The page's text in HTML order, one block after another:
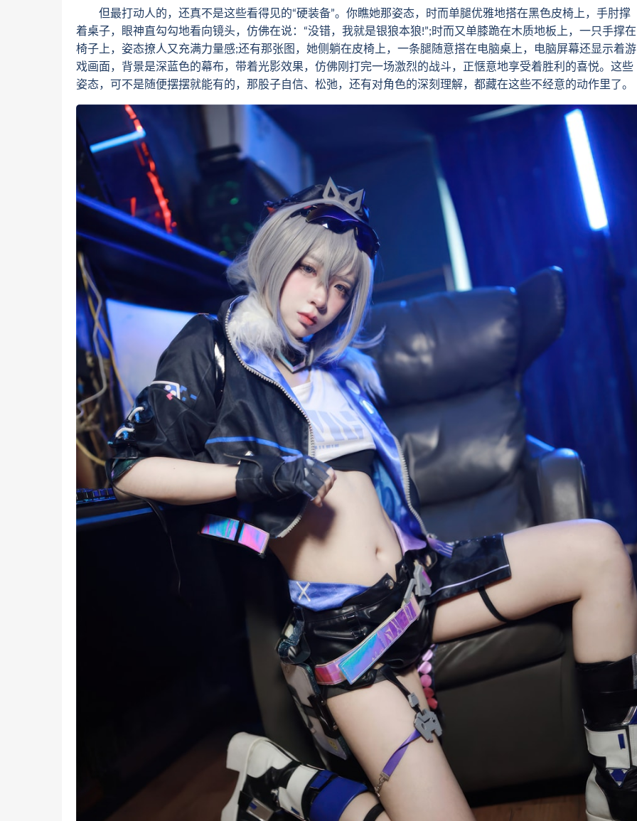
但最打动人的，还真不是这些看得见的“硬装备”。你瞧她那姿态，时而单腿优雅地搭在黑色皮椅上，手肘撑
着桌子，眼神直勾勾地看向镜头，仿佛在说：“没错，我就是银狼本狼!”;时而又单膝跪在木质地板上，一只手撑在
椅子上，姿态撩人又充满力量感;还有那张图，她侧躺在皮椅上，一条腿随意搭在电脑桌上，电脑屏幕还显示着游
戏画面，背景是深蓝色的幕布，带着光影效果，仿佛刚打完一场激烈的战斗，正惬意地享受着胜利的喜悦。这些
姿态，可不是随便摆摆就能有的，那股子自信、松弛，还有对角色的深刻理解，都藏在这些不经意的动作里了。